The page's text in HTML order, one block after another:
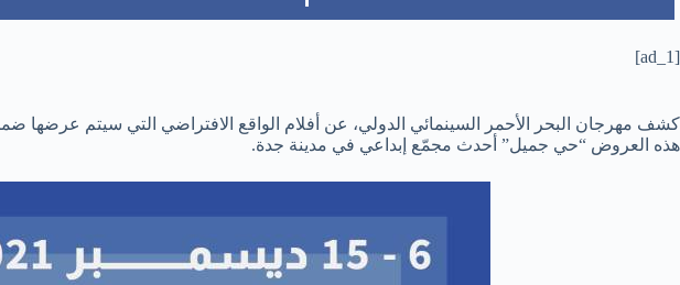
[ad_1]
هذه العروض “حي جميل” أحدث مجمّع إبداعي في مدينة جدة.